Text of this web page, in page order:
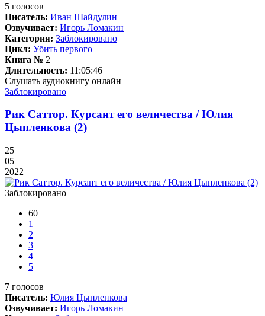
5 голосов
Писатель: Иван Шайдулин
Озвучивает: Игорь Ломакин
Категория: Заблокировано
Цикл: Убить первого
Книга № 2
Длительность: 11:05:46
Слушать аудиокнигу онлайн
Заблокировано
Рик Саттор. Курсант его величества / Юлия
Цыпленкова (2)
25
05
2022
Заблокировано
60
1
2
3
4
5
7 голосов
Писатель: Юлия Цыпленкова
Озвучивает: Игорь Ломакин